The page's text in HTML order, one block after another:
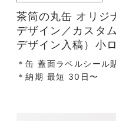
茶筒の丸缶 オリジ
デザイン／カスタ
デザイン入稿）小
＊缶 蓋面ラベルシー
＊納期 最短 30日〜